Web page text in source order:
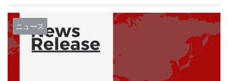
月8日（水）～ 5月10日（日） ■在宅勤務期間：2020年5月11日
（月）～5月31日（日） ※6月以降は「期限を定めずに原則在宅
勤務」とする まとめ これ ...
ニュース